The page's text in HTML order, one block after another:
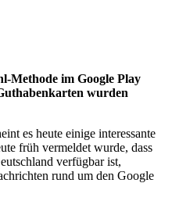
Methode im Google Play
wurden
es heute einige interessante
früh vermeldet wurde, dass
verfügbar ist,
rund um den Google